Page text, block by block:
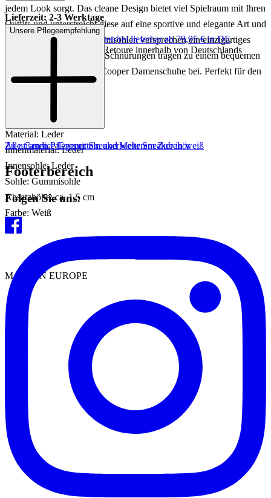
jedem Look sorgt. Das cleane Design bietet viel Spielraum mit Ihren
Outfits und unterstreicht diese auf eine sportive und elegante Art und
Weise. Die robusten Gummisohlen versprechen ein einzigartiges
Tragegefühl und auch die Schnürungen tragen zu einem bequemen
Sitz der weißen Candice Cooper Damenschuhe bei. Perfekt für den
Art.Nr.: 101701651448
Material: Leder
Innenmaterial: Leder
Innensohle: Leder
Sohle: Gummisohle
Absatzhöhe: ca. 1,5 cm
Farbe: Weiß
MADE IN EUROPE
Lieferzeit: 2-3 Werktage
Keine Versandkosten:
kostenfrei lieferbar ab 79,95 € in DE
Einfache und Kostenlose Retoure innerhalb von Deutschlands
Unsere Pflegeempfehlung
Zu unseren Pflegemitteln und weiterem Zubehör
Alle Candice Cooper SneakerMehr Sneaker in weiß
Footerbereich
Folgen Sie uns: